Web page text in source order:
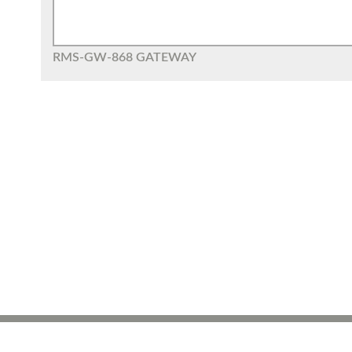
RMS-GW-868 GATEWAY